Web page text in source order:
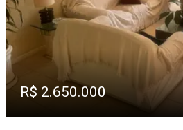
R$ 2.650.000